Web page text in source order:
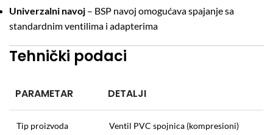
Univerzalni navoj – BSP navoj omogućava spajanje sa
standardnim ventilima i adapterima
Tehnički podaci
PARAMETAR DETALJI
Tip proizvoda Ventil PVC spojnica (kompresioni)